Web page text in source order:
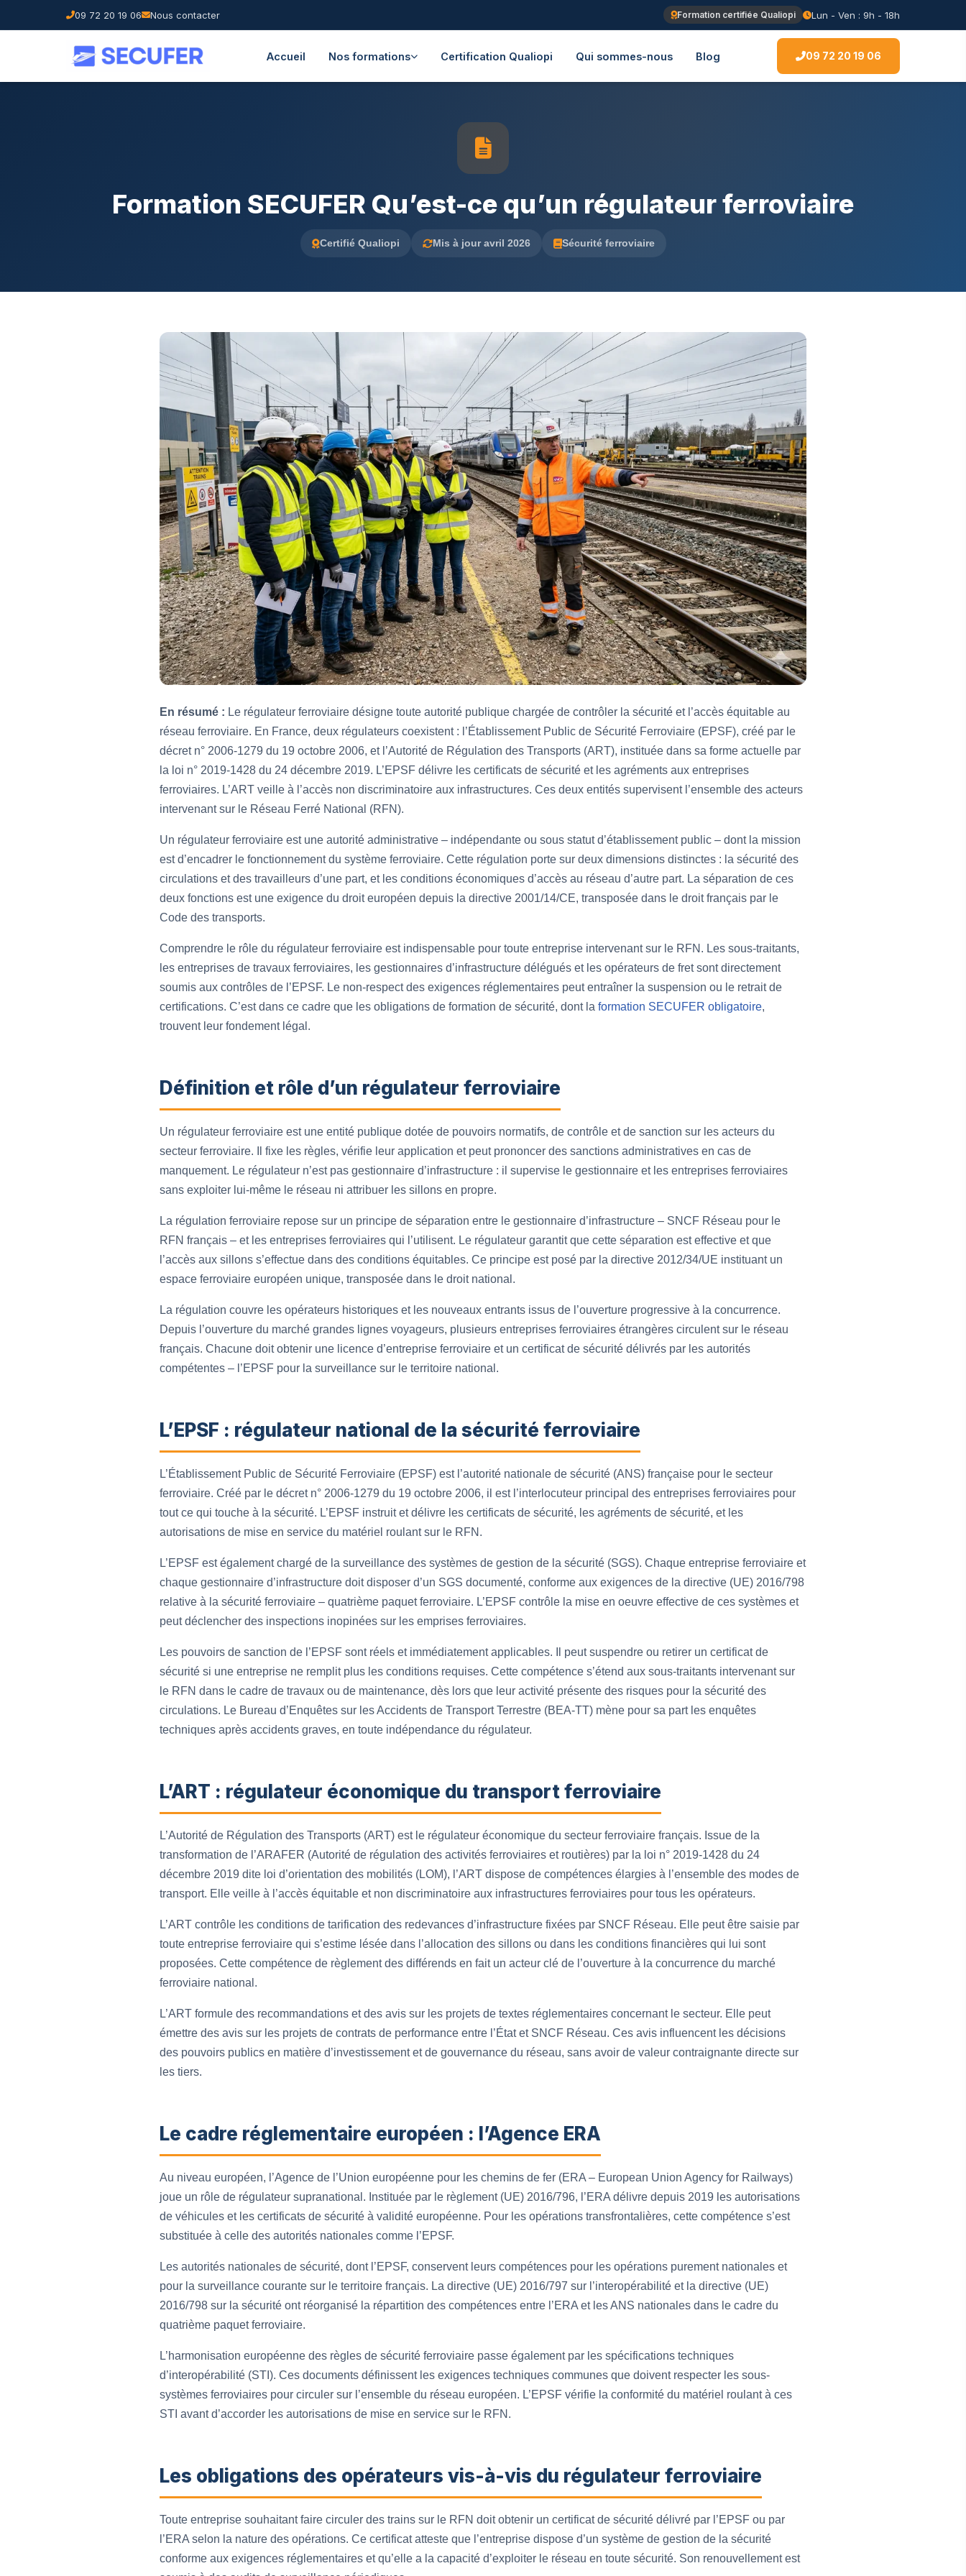
09 72 20 19 06 Nous contacter Formation certifiée Qualiopi Lun - Ven : 9h - 18h
Accueil Nos formations Certification Qualiopi Qui sommes-nous Blog 09 72 20 19 06
Formation SECUFER Qu’est-ce qu’un régulateur ferroviaire
Certifié Qualiopi Mis à jour avril 2026 Sécurité ferroviaire
En résumé : Le régulateur ferroviaire désigne toute autorité publique chargée de contrôler la sécurité et l’accès équitable au
réseau ferroviaire. En France, deux régulateurs coexistent : l’Établissement Public de Sécurité Ferroviaire (EPSF), créé par le
décret n° 2006-1279 du 19 octobre 2006, et l’Autorité de Régulation des Transports (ART), instituée dans sa forme actuelle par
la loi n° 2019-1428 du 24 décembre 2019. L’EPSF délivre les certificats de sécurité et les agréments aux entreprises
ferroviaires. L’ART veille à l’accès non discriminatoire aux infrastructures. Ces deux entités supervisent l’ensemble des acteurs
intervenant sur le Réseau Ferré National (RFN).
Un régulateur ferroviaire est une autorité administrative – indépendante ou sous statut d’établissement public – dont la mission
est d’encadrer le fonctionnement du système ferroviaire. Cette régulation porte sur deux dimensions distinctes : la sécurité des
circulations et des travailleurs d’une part, et les conditions économiques d’accès au réseau d’autre part. La séparation de ces
deux fonctions est une exigence du droit européen depuis la directive 2001/14/CE, transposée dans le droit français par le
Code des transports.
Comprendre le rôle du régulateur ferroviaire est indispensable pour toute entreprise intervenant sur le RFN. Les sous-traitants,
les entreprises de travaux ferroviaires, les gestionnaires d’infrastructure délégués et les opérateurs de fret sont directement
soumis aux contrôles de l’EPSF. Le non-respect des exigences réglementaires peut entraîner la suspension ou le retrait de
certifications. C’est dans ce cadre que les obligations de formation de sécurité, dont la formation SECUFER obligatoire,
trouvent leur fondement légal.
Définition et rôle d’un régulateur ferroviaire
Un régulateur ferroviaire est une entité publique dotée de pouvoirs normatifs, de contrôle et de sanction sur les acteurs du
secteur ferroviaire. Il fixe les règles, vérifie leur application et peut prononcer des sanctions administratives en cas de
manquement. Le régulateur n’est pas gestionnaire d’infrastructure : il supervise le gestionnaire et les entreprises ferroviaires
sans exploiter lui-même le réseau ni attribuer les sillons en propre.
La régulation ferroviaire repose sur un principe de séparation entre le gestionnaire d’infrastructure – SNCF Réseau pour le
RFN français – et les entreprises ferroviaires qui l’utilisent. Le régulateur garantit que cette séparation est effective et que
l’accès aux sillons s’effectue dans des conditions équitables. Ce principe est posé par la directive 2012/34/UE instituant un
espace ferroviaire européen unique, transposée dans le droit national.
La régulation couvre les opérateurs historiques et les nouveaux entrants issus de l’ouverture progressive à la concurrence.
Depuis l’ouverture du marché grandes lignes voyageurs, plusieurs entreprises ferroviaires étrangères circulent sur le réseau
français. Chacune doit obtenir une licence d’entreprise ferroviaire et un certificat de sécurité délivrés par les autorités
compétentes – l’EPSF pour la surveillance sur le territoire national.
L’EPSF : régulateur national de la sécurité ferroviaire
L’Établissement Public de Sécurité Ferroviaire (EPSF) est l’autorité nationale de sécurité (ANS) française pour le secteur
ferroviaire. Créé par le décret n° 2006-1279 du 19 octobre 2006, il est l’interlocuteur principal des entreprises ferroviaires pour
tout ce qui touche à la sécurité. L’EPSF instruit et délivre les certificats de sécurité, les agréments de sécurité, et les
autorisations de mise en service du matériel roulant sur le RFN.
L’EPSF est également chargé de la surveillance des systèmes de gestion de la sécurité (SGS). Chaque entreprise ferroviaire et
chaque gestionnaire d’infrastructure doit disposer d’un SGS documenté, conforme aux exigences de la directive (UE) 2016/798
relative à la sécurité ferroviaire – quatrième paquet ferroviaire. L’EPSF contrôle la mise en oeuvre effective de ces systèmes et
peut déclencher des inspections inopinées sur les emprises ferroviaires.
Les pouvoirs de sanction de l’EPSF sont réels et immédiatement applicables. Il peut suspendre ou retirer un certificat de
sécurité si une entreprise ne remplit plus les conditions requises. Cette compétence s’étend aux sous-traitants intervenant sur
le RFN dans le cadre de travaux ou de maintenance, dès lors que leur activité présente des risques pour la sécurité des
circulations. Le Bureau d’Enquêtes sur les Accidents de Transport Terrestre (BEA-TT) mène pour sa part les enquêtes
techniques après accidents graves, en toute indépendance du régulateur.
L’ART : régulateur économique du transport ferroviaire
L’Autorité de Régulation des Transports (ART) est le régulateur économique du secteur ferroviaire français. Issue de la
transformation de l’ARAFER (Autorité de régulation des activités ferroviaires et routières) par la loi n° 2019-1428 du 24
décembre 2019 dite loi d’orientation des mobilités (LOM), l’ART dispose de compétences élargies à l’ensemble des modes de
transport. Elle veille à l’accès équitable et non discriminatoire aux infrastructures ferroviaires pour tous les opérateurs.
L’ART contrôle les conditions de tarification des redevances d’infrastructure fixées par SNCF Réseau. Elle peut être saisie par
toute entreprise ferroviaire qui s’estime lésée dans l’allocation des sillons ou dans les conditions financières qui lui sont
proposées. Cette compétence de règlement des différends en fait un acteur clé de l’ouverture à la concurrence du marché
ferroviaire national.
L’ART formule des recommandations et des avis sur les projets de textes réglementaires concernant le secteur. Elle peut
émettre des avis sur les projets de contrats de performance entre l’État et SNCF Réseau. Ces avis influencent les décisions
des pouvoirs publics en matière d’investissement et de gouvernance du réseau, sans avoir de valeur contraignante directe sur
les tiers.
Le cadre réglementaire européen : l’Agence ERA
Au niveau européen, l’Agence de l’Union européenne pour les chemins de fer (ERA – European Union Agency for Railways)
joue un rôle de régulateur supranational. Instituée par le règlement (UE) 2016/796, l’ERA délivre depuis 2019 les autorisations
de véhicules et les certificats de sécurité à validité européenne. Pour les opérations transfrontalières, cette compétence s’est
substituée à celle des autorités nationales comme l’EPSF.
Les autorités nationales de sécurité, dont l’EPSF, conservent leurs compétences pour les opérations purement nationales et
pour la surveillance courante sur le territoire français. La directive (UE) 2016/797 sur l’interopérabilité et la directive (UE)
2016/798 sur la sécurité ont réorganisé la répartition des compétences entre l’ERA et les ANS nationales dans le cadre du
quatrième paquet ferroviaire.
L’harmonisation européenne des règles de sécurité ferroviaire passe également par les spécifications techniques
d’interopérabilité (STI). Ces documents définissent les exigences techniques communes que doivent respecter les sous-
systèmes ferroviaires pour circuler sur l’ensemble du réseau européen. L’EPSF vérifie la conformité du matériel roulant à ces
STI avant d’accorder les autorisations de mise en service sur le RFN.
Les obligations des opérateurs vis-à-vis du régulateur ferroviaire
Toute entreprise souhaitant faire circuler des trains sur le RFN doit obtenir un certificat de sécurité délivré par l’EPSF ou par
l’ERA selon la nature des opérations. Ce certificat atteste que l’entreprise dispose d’un système de gestion de la sécurité
conforme aux exigences réglementaires et qu’elle a la capacité d’exploiter le réseau en toute sécurité. Son renouvellement est